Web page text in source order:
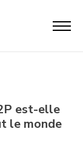
est-elle
le monde